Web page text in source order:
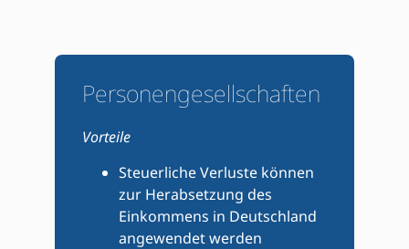
Personengesellschaften​
Vorteile
Steuerliche Verluste können
zur Herabsetzung des
Einkommens in Deutschland
angewendet werden